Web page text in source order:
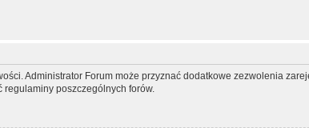
Administrator Forum może przyznać dodatkowe zezwolenia
poszczególnych forów.